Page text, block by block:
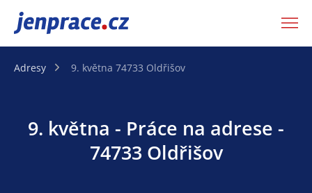
JenPráce.cz
Adresy 9. května 74733 Oldřišov
9. května - Práce na adrese -
74733 Oldřišov